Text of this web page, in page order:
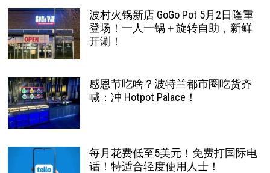
波村火锅新店 GoGo Pot 5月2日隆重
登场！一人一锅＋旋转自助，新鲜
开涮！
感恩节吃啥？波特兰都市圈吃货齐
喊：冲 Hotpot Palace！
每月花费低至5美元！免费打国际电
话！特适合轻度使用人士！